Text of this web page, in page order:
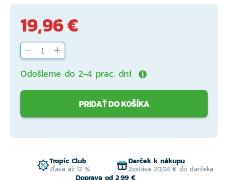
19,96 €
Odošleme do 2-4 prac. dní
PRIDAŤ DO KOŠÍKA
Tropic Club
Zľava až 12 %
Darček k nákupu
Zostáva 20,04 € do darčeka
Doprava od 2,99 €